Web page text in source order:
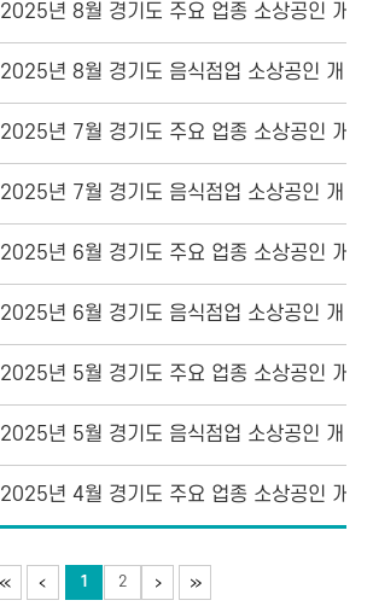
2025년 8월 경기도 주요 업종 소상공인 개·
2025년 8월 경기도 음식점업 소상공인 개·
2025년 7월 경기도 주요 업종 소상공인 개·
2025년 7월 경기도 음식점업 소상공인 개·
2025년 6월 경기도 주요 업종 소상공인 개·
2025년 6월 경기도 음식점업 소상공인 개·
2025년 5월 경기도 주요 업종 소상공인 개·
2025년 5월 경기도 음식점업 소상공인 개·
2025년 4월 경기도 주요 업종 소상공인 개·
1 2